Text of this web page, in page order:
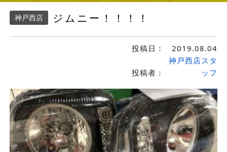
神戸西店 ジムニー！！！！
投稿日： 2019.08.04
投稿者：
神戸西店スタ
ッフ